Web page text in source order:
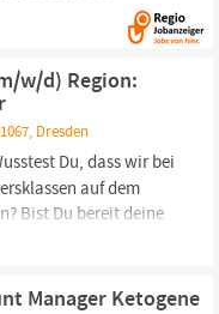
sowie
Regelmäßiges
Neukunden im
von Angeboten,
w/d) Region:
Dresden
Du, dass wir bei
auf dem
Bist Du bereit deine
auf das Leben
unseres Außendienst-
Manager Ketogene